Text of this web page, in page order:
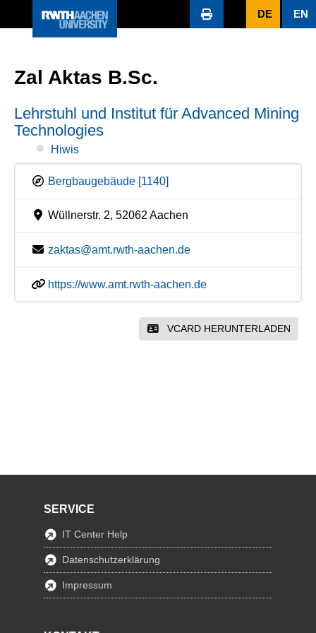
DE EN
Zal Aktas B.Sc.
Lehrstuhl und Institut für Advanced Mining
Technologies
Hiwis
Bergbaugebäude [1140]
Wüllnerstr. 2, 52062 Aachen
zaktas@amt.rwth-aachen.de
https://www.amt.rwth-aachen.de
VCARD HERUNTERLADEN
SERVICE
IT Center Help
Datenschutzerklärung
Impressum